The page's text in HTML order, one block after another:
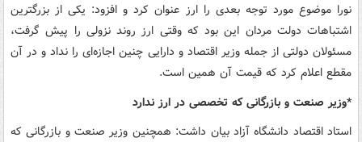
نورا موضوع مورد توجه بعدی را ارز عنوان کرد و افزود: یکی از بزرگترین
اشتباهات دولت مردان این بود که وقتی ارز روند نزولی را پیش گرفت،
مسئولان دولتی از جمله وزیر اقتصاد و دارایی چنین اجازه‌ای را نداد و در آن
مقطع اعلام کرد که قیمت آن همین است.
*وزیر صنعت و بازرگانی که تخصصی در ارز ندارد
استاد اقتصاد دانشگاه آزاد بیان داشت: همچنین وزیر صنعت و بازرگانی که